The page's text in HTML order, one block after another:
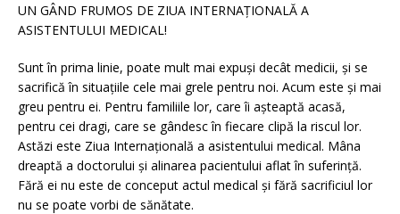
UN GÂND FRUMOS DE ZIUA INTERNAȚIONALĂ A
ASISTENTULUI MEDICAL!
Sunt în prima linie, poate mult mai expuși decât medicii, și se
sacrifică în situațiile cele mai grele pentru noi. Acum este și mai
greu pentru ei. Pentru familiile lor, care îi așteaptă acasă,
pentru cei dragi, care se gândesc în fiecare clipă la riscul lor.
Astăzi este Ziua Internațională a asistentului medical. Mâna
dreaptă a doctorului și alinarea pacientului aflat în suferință.
Fără ei nu este de conceput actul medical și fără sacrificiul lor
nu se poate vorbi de sănătate.